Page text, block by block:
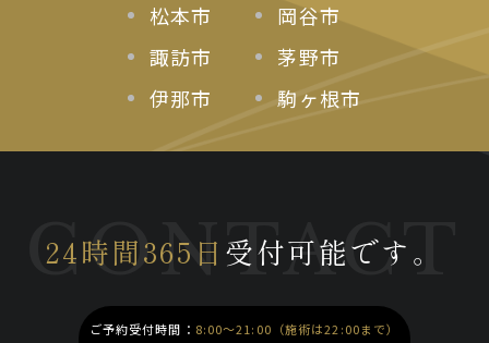
松本市
岡谷市
諏訪市
茅野市
伊那市
駒ヶ根市
CONTACT
24時間365日 受付可能です。
ご予約受付時間： 8:00～21:00（施術は22:00まで）